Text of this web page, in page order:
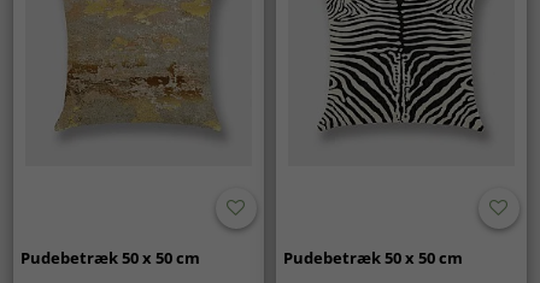
Pudebetræk 50 x 50 cm Pudebetræk 50 x 50 cm